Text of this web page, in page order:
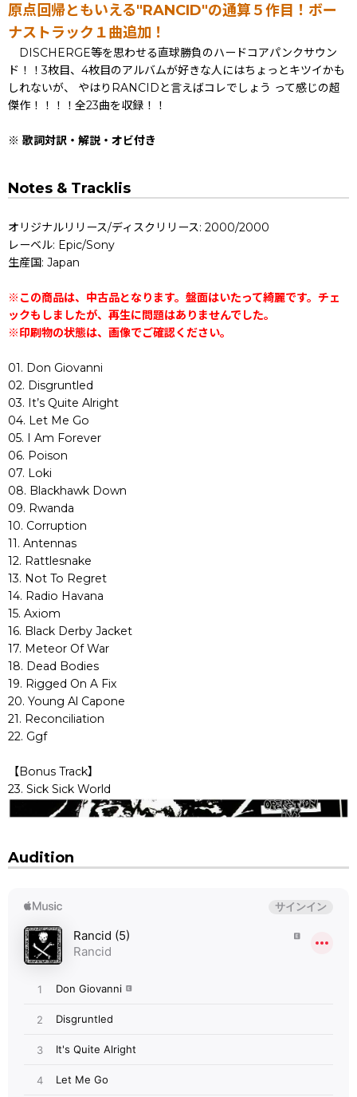
原点回帰ともいえる"RANCID"の通算５作目！ボー
ナストラック１曲追加！
DISCHERGE等を思わせる直球勝負のハードコアパンクサウン
ド！！3枚目、4枚目のアルバムが好きな人にはちょっとキツイかも
しれないが、 やはりRANCIDと言えばコレでしょう って感じの超
傑作！！！！全23曲を収録！！
※ 歌詞対訳・解説・オビ付き
Notes & Tracklis
オリジナルリリース/ディスクリリース: 2000/2000
レーベル: Epic/Sony
生産国: Japan
※この商品は、中古品となります。盤面はいたって綺麗です。チェ
ックもしましたが、再生に問題はありませんでした。
※印刷物の状態は、画像でご確認ください。
01. Don Giovanni
02. Disgruntled
03. It’s Quite Alright
04. Let Me Go
05. I Am Forever
06. Poison
07. Loki
08. Blackhawk Down
09. Rwanda
10. Corruption
11. Antennas
12. Rattlesnake
13. Not To Regret
14. Radio Havana
15. Axiom
16. Black Derby Jacket
17. Meteor Of War
18. Dead Bodies
19. Rigged On A Fix
20. Young Al Capone
21. Reconciliation
22. Ggf
【Bonus Track】
23. Sick Sick World
Audition